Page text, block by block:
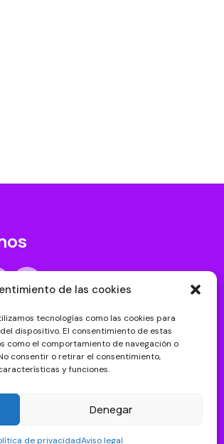
de las cookies
tecnologías como las cookies para
dispositivo. El consentimiento de estas
como el comportamiento de navegación o
consentir o retirar el consentimiento,
y funciones.
Denegar
de privacidadAviso legal